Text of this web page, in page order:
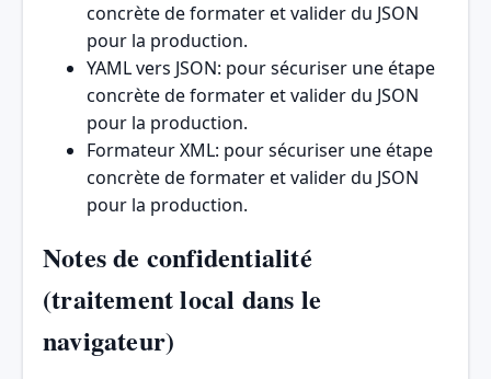
concrète de formater et valider du JSON
pour la production.
YAML vers JSON: pour sécuriser une étape
concrète de formater et valider du JSON
pour la production.
Formateur XML: pour sécuriser une étape
concrète de formater et valider du JSON
pour la production.
Notes de confidentialité
(traitement local dans le
navigateur)